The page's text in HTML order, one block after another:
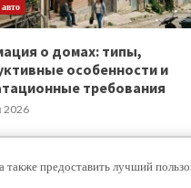
о домах: типы,
особенности и
требования
2026
от AF themes.
предоставить лучший